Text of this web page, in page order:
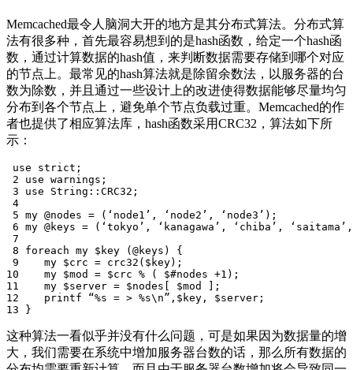
Memcached最令人脑洞大开的地方是其分布式算法。分布式算
法有很多种，首先最容易想到的是hash函数，给定一个hash函
数，通过计算数据的hash值，来判断数据需要存储到哪个对应
的节点上。最常见的hash算法就是除留余数法，以服务器的台
数为除数，并且通过一些设计上的改进使得数据能够尽量均匀
分布到各个节点上，避免单个节点负载过重。Memcached的作
者也提供了相应算法库，hash函数采用CRC32，算法如下所
示：
use strict;
2 use warnings;
3 use String::CRC32;
4
5 my @nodes = (‘node1’, ‘node2’, ‘node3’);
6 my @keys = (‘tokyo’, ‘kanagawa’, ‘chiba’,
7
8 foreach my $key (@keys) {
9    my $crc = crc32($key);
10    my $mod = $crc % ( $#nodes +1);
11    my $server = $nodes[ $mod ];
12    printf “%s = > %s\n”,$key, $server;
这种算法一看似乎并没有什么问题，可是如果因为数据量的增
大，我们需要在系统中增加服务器台数的话，那么所有数据的